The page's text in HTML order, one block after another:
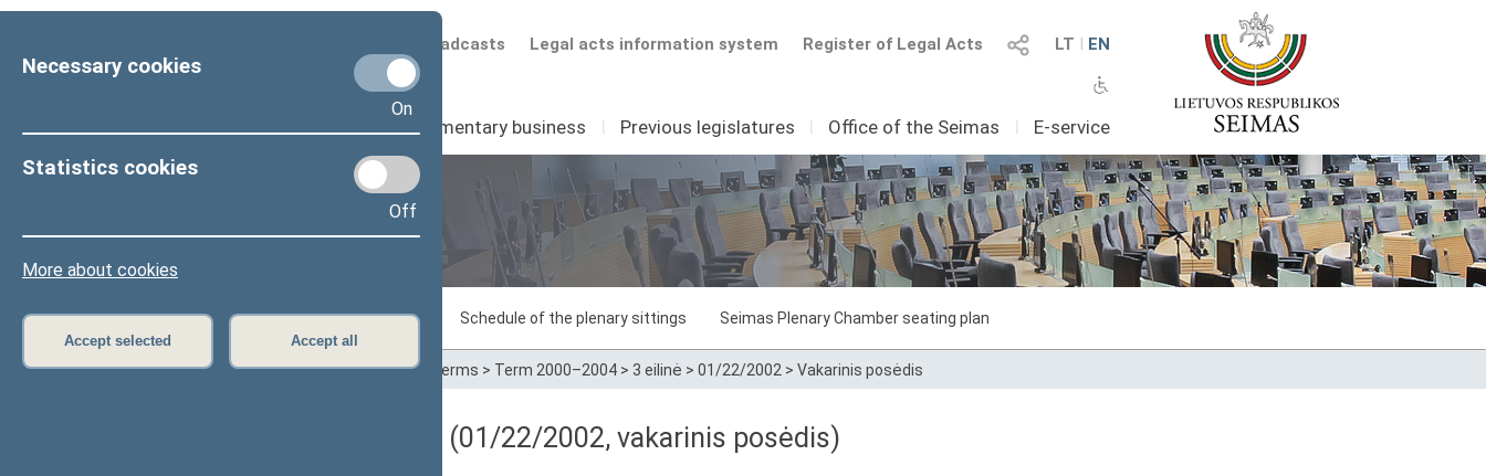
Necessary cookies
On
Statistics cookies
Off
More about cookies
Accept selected Accept all
LT I EN
Register of Legal Acts
Legal acts information system
Scheduled broadcasts
Seimas I Parliamentary business I Previous legislatures I Office of the Seimas I E-service
Sitting in progress Plenary sittings Schedule of the plenary sittings Seimas Plenary Chamber seating plan
Home>Plenary sittings>Parliamentary terms > Term 2000–2004 > 3 eilinė > 01/22/2002 > Vakarinis posėdis
Darbotvarkės klausimas (01/22/2002, vakarinis posėdis)